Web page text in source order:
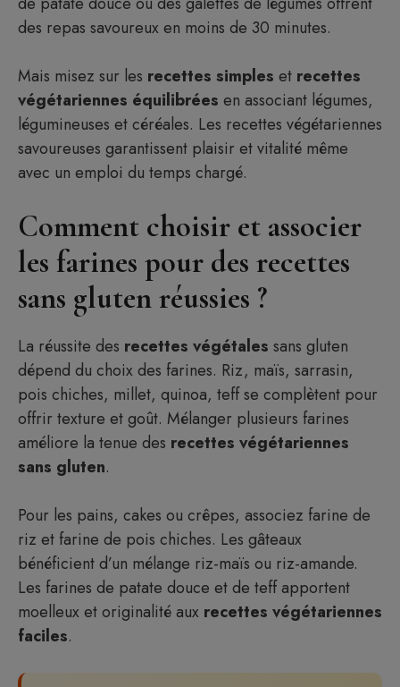
des repas savoureux en moins de 30 minutes.
Mais misez sur les recettes simples et recettes
végétariennes équilibrées en associant légumes,
légumineuses et céréales. Les recettes végétariennes
savoureuses garantissent plaisir et vitalité même
avec un emploi du temps chargé.
Comment choisir et associer
les farines pour des recettes
sans gluten réussies ?
La réussite des recettes végétales sans gluten
dépend du choix des farines. Riz, maïs, sarrasin,
pois chiches, millet, quinoa, teff se complètent pour
offrir texture et goût. Mélanger plusieurs farines
améliore la tenue des recettes végétariennes
sans gluten.
Pour les pains, cakes ou crêpes, associez farine de
riz et farine de pois chiches. Les gâteaux
bénéficient d’un mélange riz-maïs ou riz-amande.
Les farines de patate douce et de teff apportent
moelleux et originalité aux recettes végétariennes
faciles.